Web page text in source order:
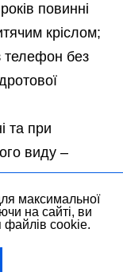
повинні
кріслом;
телефон без
та при
виду –
ПДР
максимальної
на сайті, ви
файлів cookie.